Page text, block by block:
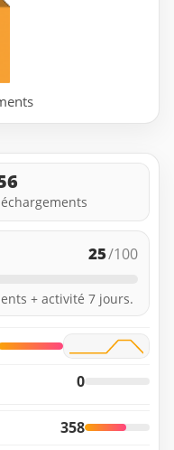
25/100
+ activité 7 jours.
0
358